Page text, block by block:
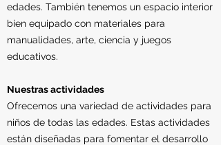
edades. También tenemos un espacio interior
bien equipado con materiales para
manualidades, arte, ciencia y juegos
educativos.
Nuestras actividades
Ofrecemos una variedad de actividades para
niños de todas las edades. Estas actividades
están diseñadas para fomentar el desarrollo